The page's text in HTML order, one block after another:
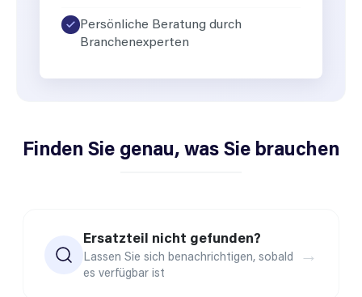
Persönliche Beratung durch
Branchenexperten
Finden Sie genau, was Sie brauchen
Ersatzteil nicht gefunden?
Lassen Sie sich benachrichtigen, sobald
es verfügbar ist
→